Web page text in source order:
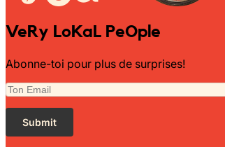
VeRy LoKaL PeOple
Abonne-toi pour plus de surprises!